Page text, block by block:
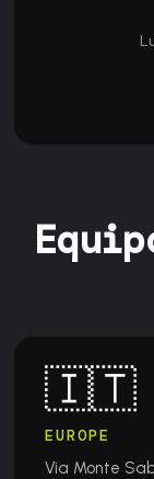
🇮🇹
EUROPE
Via Monte